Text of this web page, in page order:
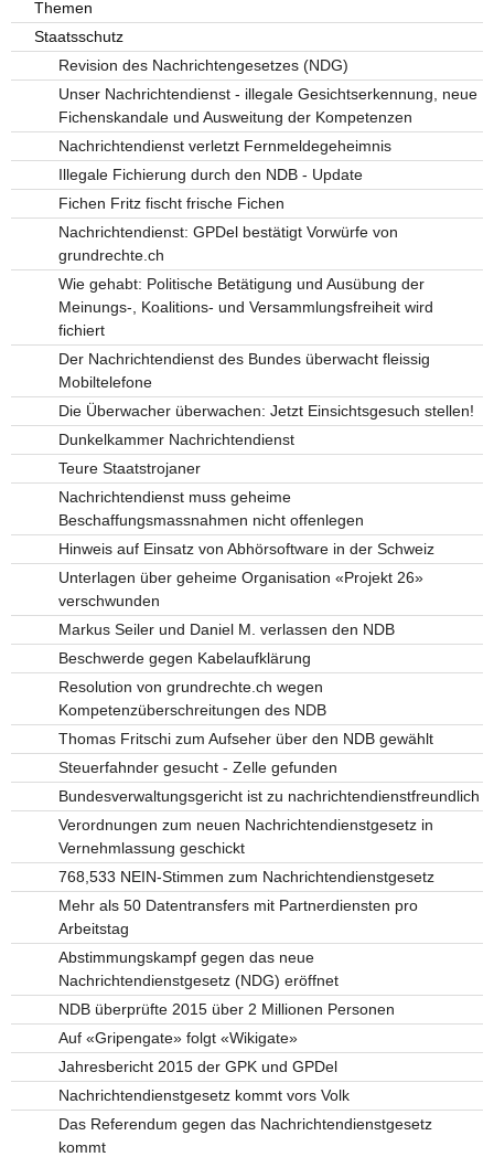
Themen
Staatsschutz
Revision des Nachrichtengesetzes (NDG)
Unser Nachrichtendienst - illegale Gesichtserkennung, neue
Fichenskandale und Ausweitung der Kompetenzen
Nachrichtendienst verletzt Fernmeldegeheimnis
Illegale Fichierung durch den NDB - Update
Fichen Fritz fischt frische Fichen
Nachrichtendienst: GPDel bestätigt Vorwürfe von
grundrechte.ch
Wie gehabt: Politische Betätigung und Ausübung der
Meinungs-, Koalitions- und Versammlungsfreiheit wird
fichiert
Der Nachrichtendienst des Bundes überwacht fleissig
Mobiltelefone
Die Überwacher überwachen: Jetzt Einsichtsgesuch stellen!
Dunkelkammer Nachrichtendienst
Teure Staatstrojaner
Nachrichtendienst muss geheime
Beschaffungsmassnahmen nicht offenlegen
Hinweis auf Einsatz von Abhörsoftware in der Schweiz
Unterlagen über geheime Organisation «Projekt 26»
verschwunden
Markus Seiler und Daniel M. verlassen den NDB
Beschwerde gegen Kabelaufklärung
Resolution von grundrechte.ch wegen
Kompetenzüberschreitungen des NDB
Thomas Fritschi zum Aufseher über den NDB gewählt
Steuerfahnder gesucht - Zelle gefunden
Bundesverwaltungsgericht ist zu nachrichtendienstfreundlich
Verordnungen zum neuen Nachrichtendienstgesetz in
Vernehmlassung geschickt
768,533 NEIN-Stimmen zum Nachrichtendienstgesetz
Mehr als 50 Datentransfers mit Partnerdiensten pro
Arbeitstag
Abstimmungskampf gegen das neue
Nachrichtendienstgesetz (NDG) eröffnet
NDB überprüfte 2015 über 2 Millionen Personen
Auf «Gripengate» folgt «Wikigate»
Jahresbericht 2015 der GPK und GPDel
Nachrichtendienstgesetz kommt vors Volk
Das Referendum gegen das Nachrichtendienstgesetz
kommt